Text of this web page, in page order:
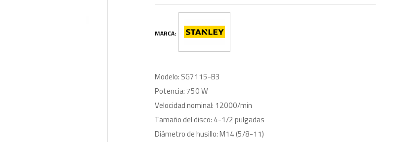
MARCA:
Modelo: SG7115-B3
Potencia: 750 W
Velocidad nominal: 12000/min
Tamaño del disco: 4-1/2 pulgadas
Diámetro de husillo: M14 (5/8-11)